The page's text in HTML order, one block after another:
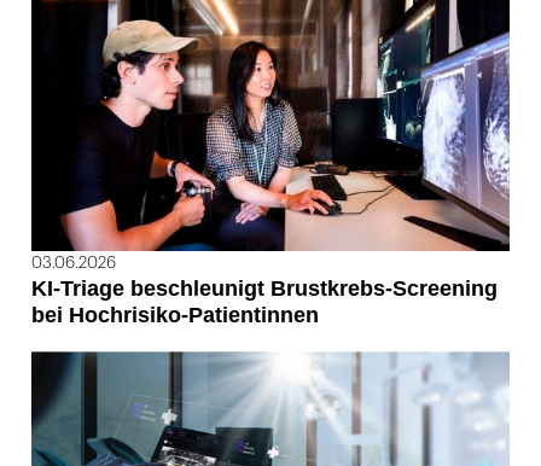
03.06.2026
KI-Triage beschleunigt Brustkrebs-Screening
bei Hochrisiko-Patientinnen